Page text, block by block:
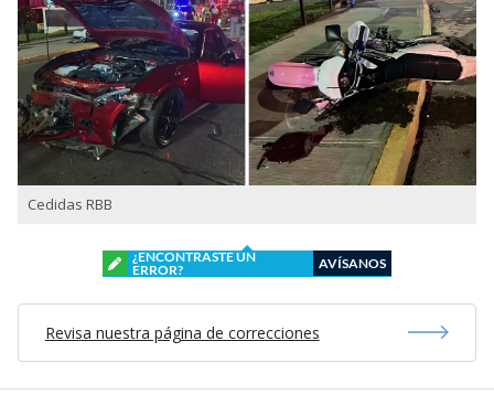
Cedidas RBB
¿ENCONTRASTE UN
ERROR?
AVÍSANOS
Revisa nuestra página de correcciones